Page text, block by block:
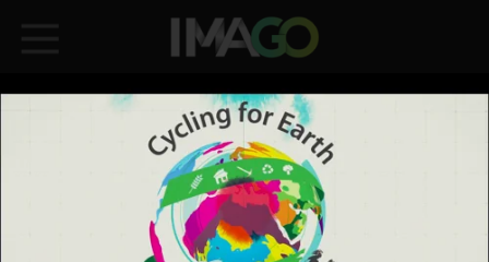
euros
Valider